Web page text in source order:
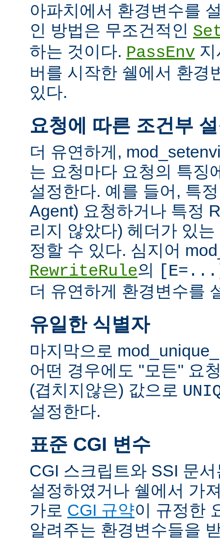
아파치에서 환경변수를
인 방법은 무조건적인
하는 것이다. PassEnv
버를 시작한 쉘에서 환경
있다.
요청에 따른 조건부
더 유연하게,
는 요청마다 요청의 특징
설정한다. 예를 들어, 특
Agent) 요청하거나 특정
리지 않았다) 헤더가 있
정할 수 있다. 심지어
RewriteRule의
더 유연하게 환경변수를
유일한 식별자
마지막으로
어떤 경우에도 "모든" 요
(겹치지않은) 값으로
설정한다.
표준 CGI 변수
CGI 스크립트와 SSI 문
설정하였거나 쉘에서 가
가로 CGI 규약이 규정한
알려주는 환경변수들을